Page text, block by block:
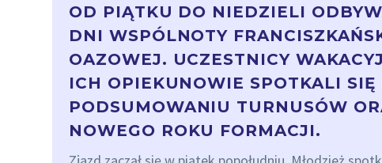
OD PIĄTKU DO NIEDZIELI
DNI WSPÓLNOTY
OAZOWEJ. UCZESTNICY
ICH OPIEKUNOWIE SPOTKALI
PODSUMOWANIU TURNUSÓW
NOWEGO ROKU FORMACJI.